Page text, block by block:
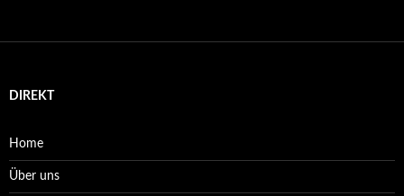
DIREKT
Home
Über uns